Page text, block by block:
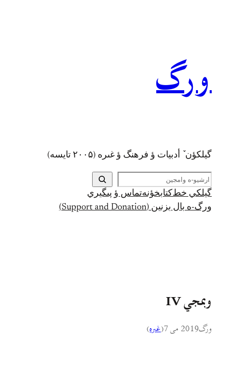
ورگ
گيلکؤن ٚ أدبیات ؤ فرهنگ ؤ غىره (۲۰۰۵ تايسه)
ج
س
ت
ج
گيلکي خط کتابخؤنهتماس ؤ پىگيري
ورگ-ه بال بزنين (Support and Donation)
وبمجي IV
ورگ2019 می 7 (غىره)